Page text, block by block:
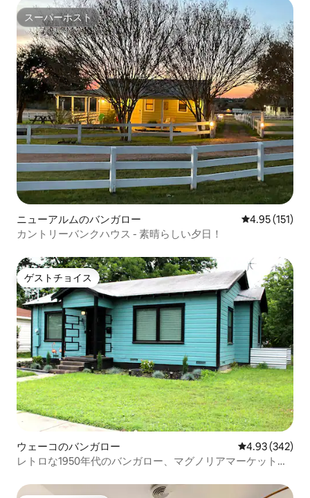
スーパーホスト
スーパーホスト
ニューアルムのバンガロー レビュー151
4.95 (151)
カントリーバンクハウス - 素晴らしい夕日！
ゲストチョイス
ゲストチョイス
ウェーコのバンガロー レビュー342
4.93 (342)
レトロな1950年代のバンガロー、マグノリアマーケットか